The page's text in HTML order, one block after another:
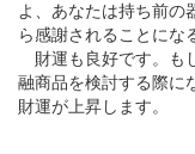
よ、あなたは持ち前の
ら感謝されることにな
財運も良好です。も
融商品を検討する際に
財運が上昇します。